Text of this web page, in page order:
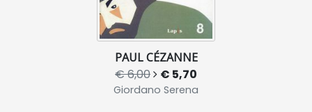
PAUL CÉZANNE
€ 6,00 € 5,70
Giordano Serena